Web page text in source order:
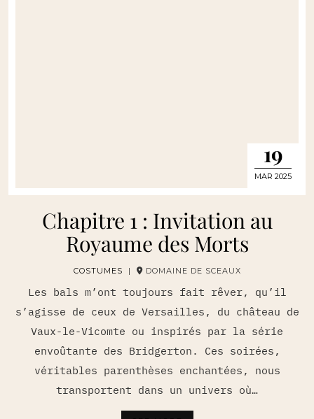
19
MAR 2025
Chapitre 1 : Invitation au
Royaume des Morts
COSTUMES | DOMAINE DE SCEAUX
Les bals m’ont toujours fait rêver, qu’il
s’agisse de ceux de Versailles, du château de
Vaux-le-Vicomte ou inspirés par la série
envoûtante des Bridgerton. Ces soirées,
véritables parenthèses enchantées, nous
transportent dans un univers où…